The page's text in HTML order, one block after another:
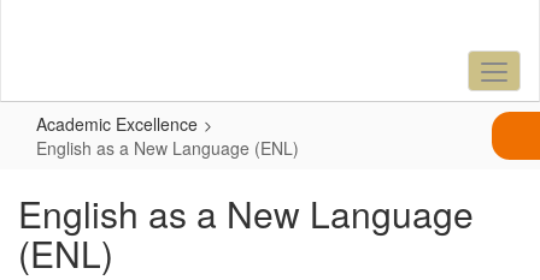
Academic Excellence
English as a New Language (ENL)
English as a New Language
(ENL)